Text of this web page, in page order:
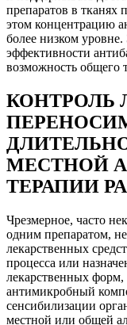
препаратов в тканях
этом концентрацию
более низком
эффективности
возможность общего
КОНТРОЛЬ
МЕСТНОЙ
ТЕРАПИИ
Чрезмерное, часто
одним препаратом,
лекарственных
процесса или
лекарственных
антимикробный
сенсибилизации
местной или общей